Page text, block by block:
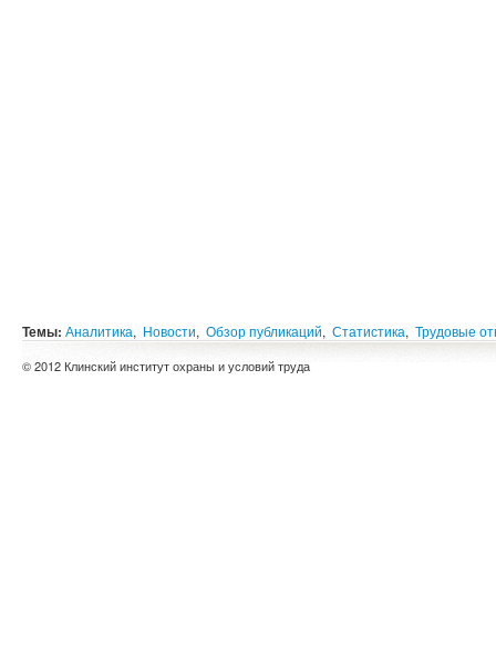
Темы: Аналитика, Новости, Обзор публикаций, Статистика, Трудовые
© 2012 Клинский институт охраны и условий труда